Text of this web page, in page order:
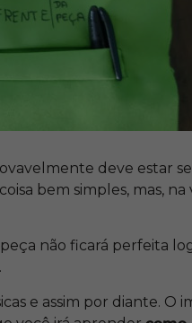
deve estar se
bem simples, mas, na
não ficará perfeita
e assim por diante. O